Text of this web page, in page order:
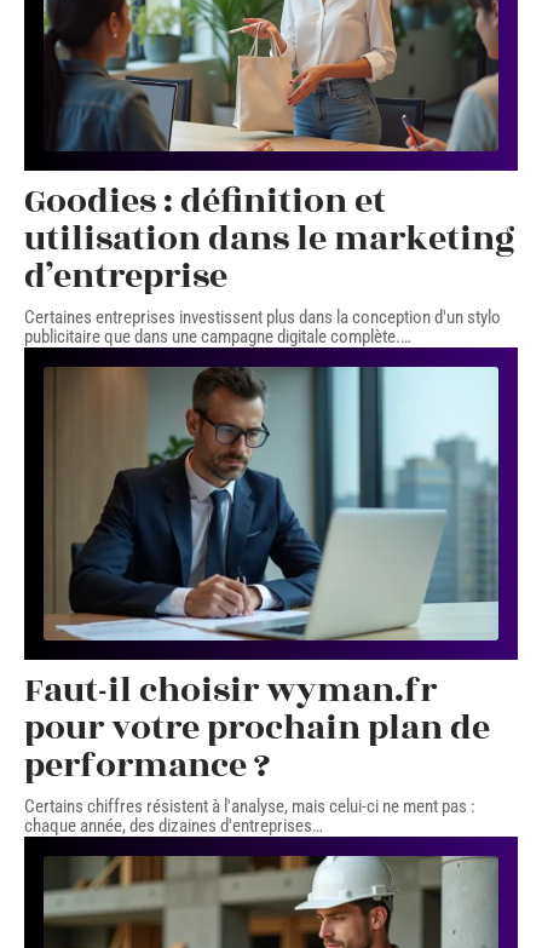
Goodies : définition et
utilisation dans le marketing
d’entreprise
Certaines entreprises investissent plus dans la conception d'un stylo
publicitaire que dans une campagne digitale complète.…
Faut-il choisir wyman.fr
pour votre prochain plan de
performance ?
Certains chiffres résistent à l'analyse, mais celui-ci ne ment pas :
chaque année, des dizaines d'entreprises…